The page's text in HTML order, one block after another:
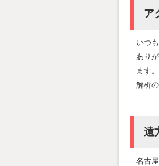
ア
いつ
あり
ます
解析
遠
名古